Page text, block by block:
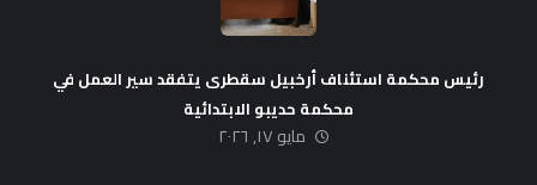
رئيس محكمة استئناف أرخبيل سقطرى يتفقد سير العمل في
محكمة حديبو الابتدائية
مايو ١٧, ٢٠٢٦